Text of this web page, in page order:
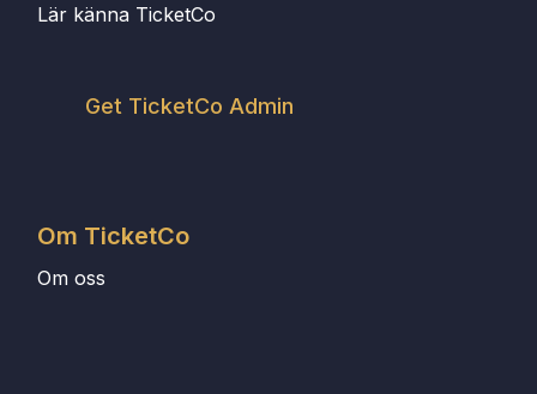
Lär känna TicketCo
Get TicketCo Admin
Om TicketCo
Om oss